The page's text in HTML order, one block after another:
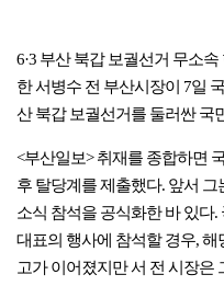
6·3 부산 북갑 보궐선거 무소
한 서병수 전 부산시장이 7일
산 북갑 보궐선거를 둘러싼 국
<부산일보> 취재를 종합하면
후 탈당계를 제출했다. 앞서 그
소식 참석을 공식화한 바 있다
대표의 행사에 참석할 경우,
고가 이어졌지만 서 전 시장은